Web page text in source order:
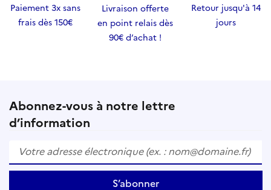
Paiement 3x sans
frais dès 150€
Livraison offerte
en point relais dès
90€ d’achat !
Retour jusqu'à 14
jours
Abonnez-vous à notre lettre
d’information
S’abonner